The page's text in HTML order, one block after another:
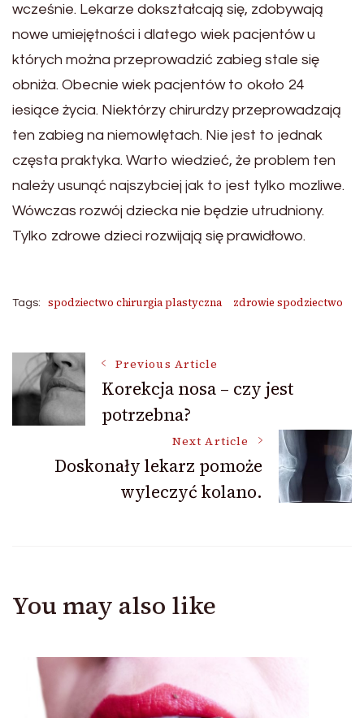
wcześnie. Lekarze dokształcają się, zdobywają
nowe umiejętności i dlatego wiek pacjentów u
których można przeprowadzić zabieg stale się
obniża. Obecnie wiek pacjentów to około 24
iesiące życia. Niektórzy chirurdzy przeprowadzają
ten zabieg na niemowlętach. Nie jest to jednak
częsta praktyka. Warto wiedzieć, że problem ten
należy usunąć najszybciej jak to jest tylko mozliwe.
Wówczas rozwój dziecka nie będzie utrudniony.
Tylko zdrowe dzieci rozwijają się prawidłowo.
Tags: spodziectwo chirurgia plastyczna zdrowie spodziectwo
Post
Navigation
Previous Article
Korekcja nosa – czy jest
potrzebna?
Next Article
Doskonały lekarz pomoże
wyleczyć kolano.
You may also like